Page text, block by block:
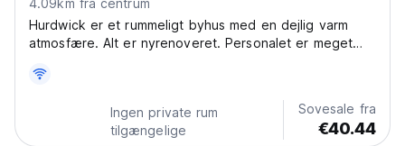
4.09km fra centrum
Hurdwick er et rummeligt byhus med en dejlig varm
atmosfære. Alt er nyrenoveret. Personalet er meget
byferier. Vi har en dejlig lounge med et tv og en bar
og restaurant med billig mad af høj kvalitet. Gratis...
Ingen private rum
tilgængelige
Sovesale fra
€40.44